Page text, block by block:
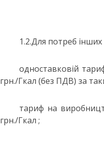
1.2.Для потреб
одноставковій
грн./Гкал (без ПДВ) за
тариф на
грн./Гкал ;